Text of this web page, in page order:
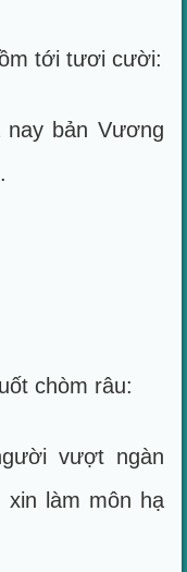
tới tươi cười:
bản Vương
chòm râu:
vượt ngàn
xin làm môn hạ